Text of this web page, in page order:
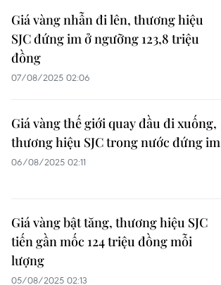
Giá vàng nhẫn đi lên, thương hiệu
SJC đứng im ở ngưỡng 123,8 triệu
đồng
07/08/2025 02:06
Giá vàng thế giới quay đầu đi xuống,
thương hiệu SJC trong nước đứng im
06/08/2025 02:11
Giá vàng bật tăng, thương hiệu SJC
tiến gần mốc 124 triệu đồng mỗi
lượng
05/08/2025 02:13